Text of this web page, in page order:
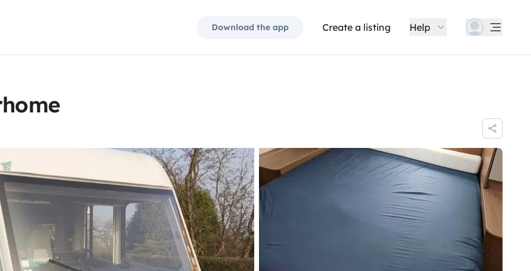
Download the app Create a listing Help